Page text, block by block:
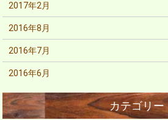
2017年2月
2016年8月
2016年7月
2016年6月